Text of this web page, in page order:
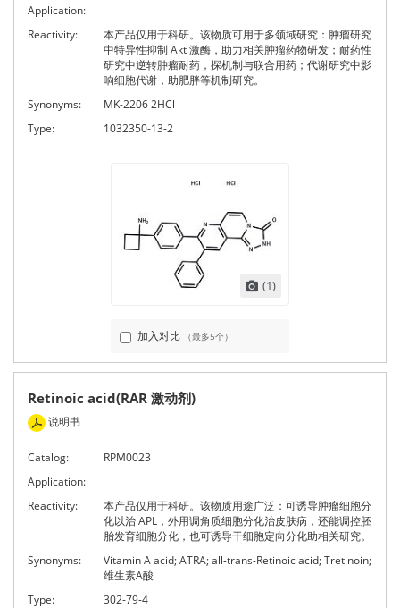
Application:
Reactivity:
本产品仅用于科研。该物质可用于多领域研究：肿瘤研究
中特异性抑制 Akt 激酶，助力相关肿瘤药物研发；耐药性
研究中逆转肿瘤耐药，探机制与联合用药；代谢研究中影
响细胞代谢，助肥胖等机制研究。
Synonyms:
MK-2206 2HCl
Type:
1032350-13-2
(1)
加入对比 （最多5个）
Retinoic acid(RAR 激动剂)
说明书
Catalog:
RPM0023
Application:
Reactivity:
本产品仅用于科研。该物质用途广泛：可诱导肿瘤细胞分
化以治 APL，外用调角质细胞分化治皮肤病，还能调控胚
胎发育细胞分化，也可诱导干细胞定向分化助相关研究。
Synonyms:
Vitamin A acid; ATRA; all-trans-Retinoic acid; Tretinoin;
维生素A酸
Type:
302-79-4